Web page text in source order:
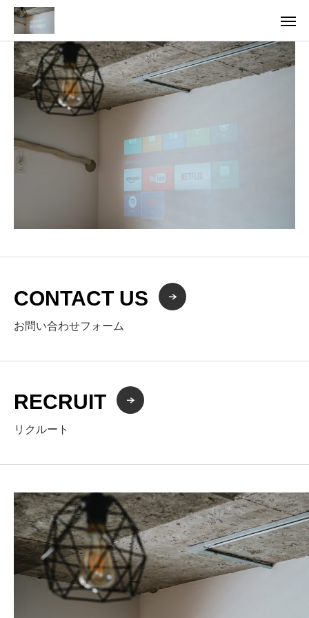
CONTACT US
お問い合わせフォーム
RECRUIT
リクルート